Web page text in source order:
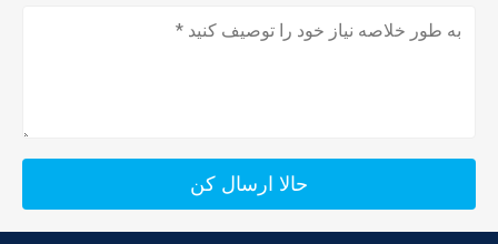
حالا ارسال کن